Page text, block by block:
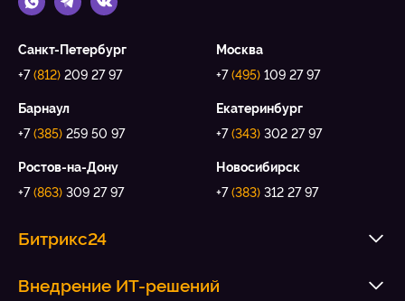
Санкт-Петербург
+7(812) 209 27 97
Москва
+7(495) 109 27 97
Барнаул
+7(385) 259 50 97
Екатеринбург
+7(343) 302 27 97
Ростов-на-Дону
+7(863) 309 27 97
Новосибирск
+7(383) 312 27 97
Битрикс24
Внедрение ИТ-решений